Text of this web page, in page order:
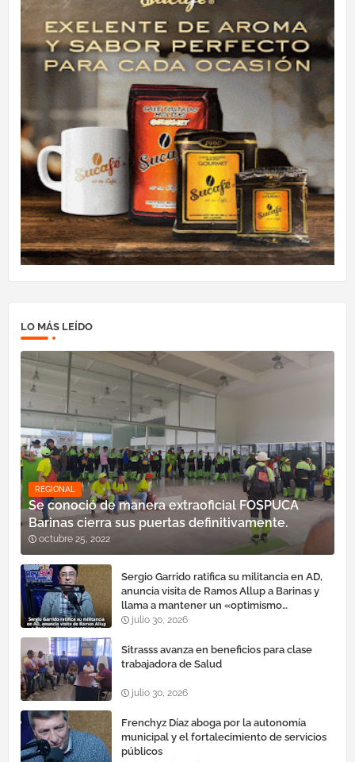
LO MÁS LEÍDO
REGIONAL
Se conoció de manera extraoficial FOSPUCA
Barinas cierra sus puertas definitivamente.
octubre 25, 2022
Sergio Garrido ratifica su militancia en AD,
anuncia visita de Ramos Allup a Barinas y
llama a mantener un «optimismo
cauteloso»
julio 30, 2026
Sitrasss avanza en beneficios para clase
trabajadora de Salud
julio 30, 2026
Frenchyz Díaz aboga por la autonomía
municipal y el fortalecimiento de servicios
públicos